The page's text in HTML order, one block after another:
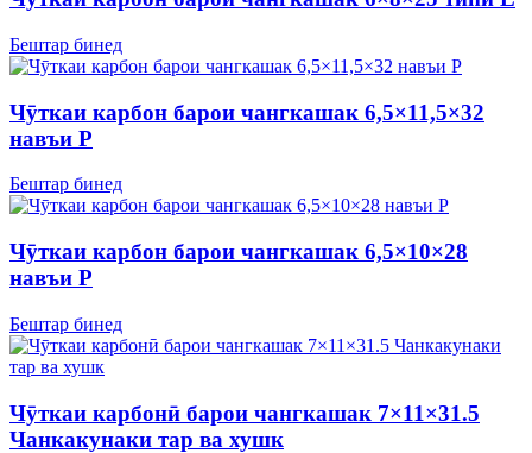
Бештар бинед
Чӯткаи карбон барои чангкашак 6,5×11,5×32
навъи P
Бештар бинед
Чӯткаи карбон барои чангкашак 6,5×10×28
навъи P
Бештар бинед
Чӯткаи карбонӣ барои чангкашак 7×11×31.5
Чанкакунаки тар ва хушк